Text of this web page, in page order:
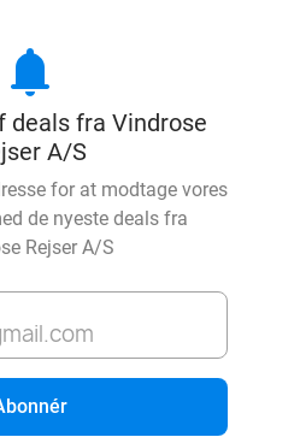
notifications
deals fra Vindrose
A/S
for at modtage vores
de nyeste deals fra
Rejser A/S